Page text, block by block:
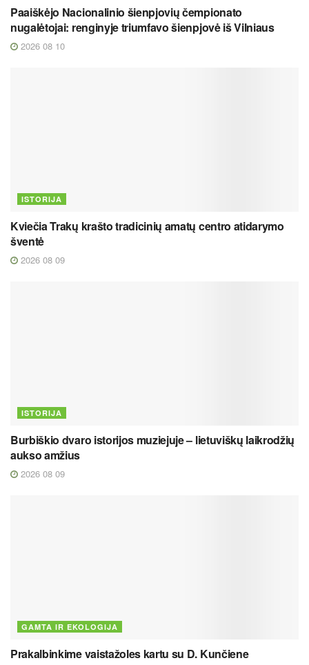
Paaiškėjo Nacionalinio šienpjovių čempionato
nugalėtojai: renginyje triumfavo šienpjovė iš Vilniaus
2026 08 10
ISTORIJA
Kviečia Trakų krašto tradicinių amatų centro atidarymo
šventė
2026 08 09
ISTORIJA
Burbiškio dvaro istorijos muziejuje – lietuviškų laikrodžių
aukso amžius
2026 08 09
GAMTA IR EKOLOGIJA
Prakalbinkime vaistažoles kartu su D. Kunčiene